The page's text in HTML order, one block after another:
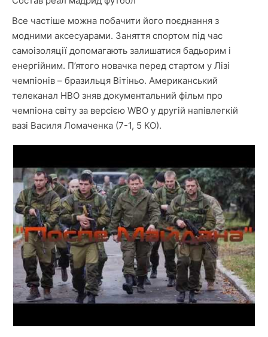
Все частіше можна побачити його поєднання з
модними аксесуарами. Заняття спортом під час
самоізоляції допомагають залишатися бадьорим і
енергійним. П’ятого новачка перед стартом у Лізі
чемпіонів – бразильця Вітіньо. Американський
телеканал HBO зняв документальний фільм про
чемпіона світу за версією WBO у другій напівлегкій
вазі Василя Ломаченка (7-1, 5 КО).